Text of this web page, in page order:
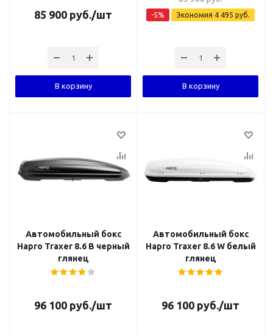
85 900 руб./шт
В корзину
-5% Экономия 4 495 руб.
В корзину
Автомобильный бокс
Hapro Traxer 8.6 B черный
глянец
96 100 руб./шт
Автомобильный бокс
Hapro Traxer 8.6 W белый
глянец
96 100 руб./шт